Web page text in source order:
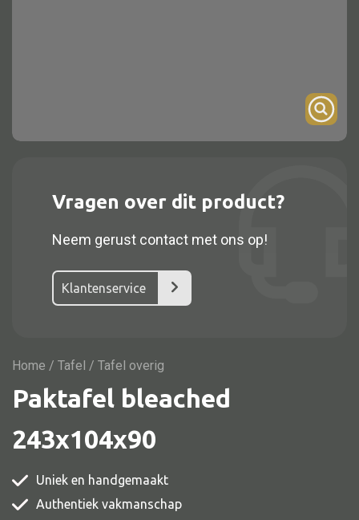
Alle kasten
Dressoir
Nachtkast
Vitrine
TV meubel
Comode
Vragen over dit product?
Neem gerust contact met ons op!
Klantenservice
Home / Tafel / Tafel overig
Paktafel bleached
243x104x90
Uniek en handgemaakt
Authentiek vakmanschap